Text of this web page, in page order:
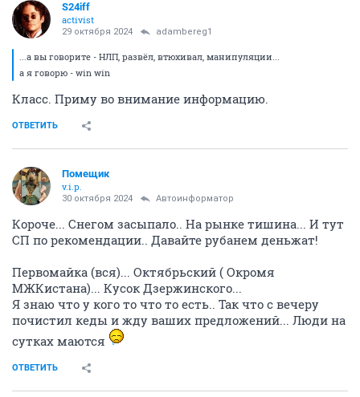
S24iff
activist
29 октября 2024 adambereg1
...а вы говорите - НЛП, развёл, втюхивал, манипуляции...
а я говорю - win win
Класс. Приму во внимание информацию.
ОТВЕТИТЬ
Помещик
v.i.p.
30 октября 2024 Автоинформатор
Короче... Снегом засыпало.. На рынке тишина... И тут
СП по рекомендации.. Давайте рубанем деньжат!
Первомайка (вся)... Октябрьский ( Окромя
МЖКистана)... Кусок Дзержинского...
Я знаю что у кого то что то есть.. Так что с вечеру
почистил кеды и жду ваших предложений... Люди на
сутках маются
ОТВЕТИТЬ